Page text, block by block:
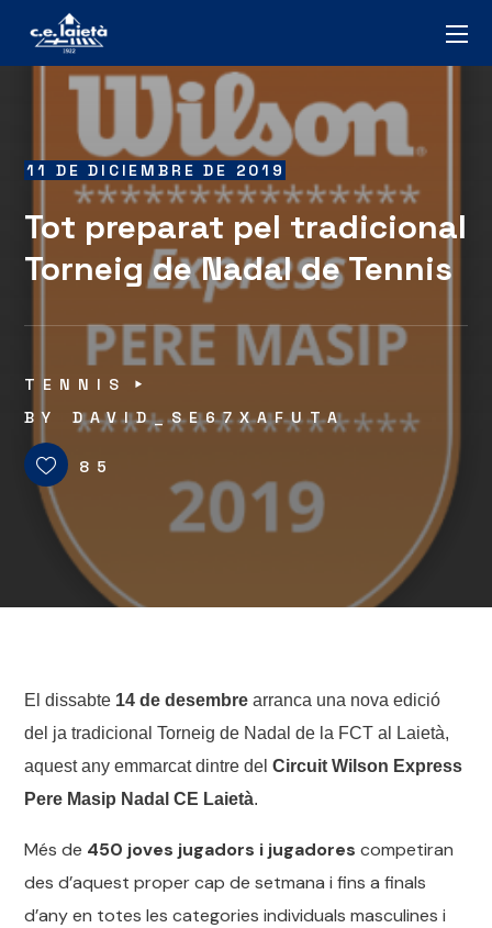
11 DE DICIEMBRE DE 2019
Tot preparat pel tradicional
Torneig de Nadal de Tennis
TENNIS
BY DAVID_SE67XAFUTA
85
El dissabte 14 de desembre arranca una nova edició
del ja tradicional Torneig de Nadal de la FCT al Laietà,
aquest any emmarcat dintre delCircuit Wilson Express
Pere Masip Nadal CE Laietà.
Més de 450 joves jugadors i jugadores competiran
des d’aquest proper cap de setmana i fins a finals
d’any en totes les categories individuals masculines i